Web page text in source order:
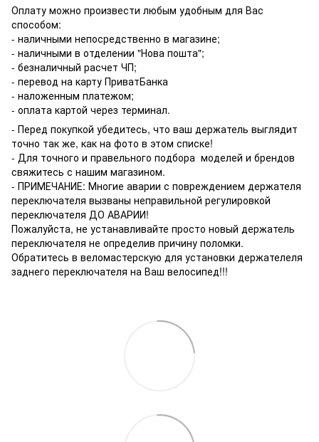
Оплату можно произвести любым удобным для Вас
способом:
- наличными непосредственно в магазине;
- наличными в отделении "Нова пошта";
- безналичный расчет ЧП;
- перевод на карту ПриватБанка
- наложенным платежом;
- оплата картой через терминал.
- Перед покупкой убедитесь, что ваш держатель выглядит
точно так же, как на фото в этом списке!
- Для точного и правельного подбора моделей и брендов
свяжитесь с нашим магазином.
- ПРИМЕЧАНИЕ: Многие аварии с повреждением держателя
переключателя вызваны неправильной регулировкой
переключателя ДО АВАРИИ!
Пожалуйста, не устанавливайте просто новый держатель
переключателя не определив причину поломки.
Обратитесь в веломастерскую для установки держателеля
заднего переключателя на Ваш велосипед!!!